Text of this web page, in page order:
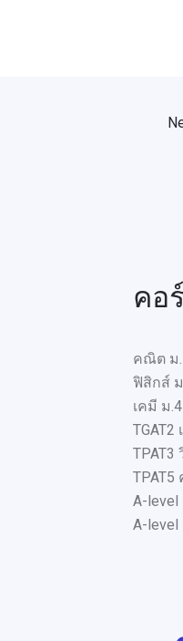
คอ
คณิต ม
ฟิสิกส์
เคมี ม
TGAT2
TPAT3
TPAT5
A-
A-